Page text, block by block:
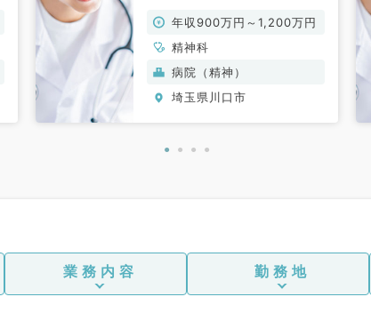
年収900万円～1,200万円
精神科
病院（精神）
埼玉県川口市
業務内容 勤務地